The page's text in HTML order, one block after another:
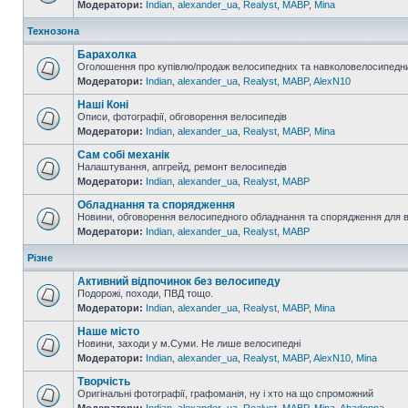
Модератори: Indian alexander_ua Realyst MABP, Mina
Технозона
Барахолка
Оголошення про купівлю/продаж велосипедних та
Модератори: Indian alexander_ua Realyst MABP, AlexN10
Наші Коні
Описи, фотографії, обговорення велосипедів
Модератори: Indian alexander_ua Realyst MABP, Mina
Сам собі механік
Налаштування, апгрейд, ремонт велосипедів
Модератори: Indian alexander_ua Realyst MABP
Обладнання та спорядження
Новини, обговорення велосипедного обладнання та спорядження для
Модератори: Indian alexander_ua Realyst MABP
Різне
Активний відпочинок без велосипеду
Подорожі, походи, ПВД тощо.
Модератори: Indian alexander_ua Realyst MABP, Mina
Наше місто
Новини, заходи у м.Суми. Не лише велосипедні
Модератори: Indian alexander_ua Realyst MABP, AlexN10 Mina
Творчість
Оригінальні фотографії, графоманія, ну і хто на що спроможний